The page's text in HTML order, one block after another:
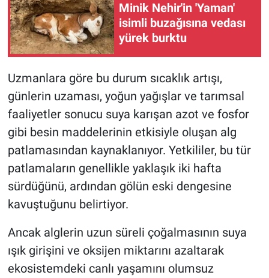
Minik Nehir'in 'Yaman'
isimli buzağısına vedası
yürek burktu
Uzmanlara göre bu durum sıcaklık artışı,
günlerin uzaması, yoğun yağışlar ve tarımsal
faaliyetler sonucu suya karışan azot ve fosfor
gibi besin maddelerinin etkisiyle oluşan alg
patlamasından kaynaklanıyor. Yetkililer, bu tür
patlamaların genellikle yaklaşık iki hafta
sürdüğünü, ardından gölün eski dengesine
kavuştuğunu belirtiyor.
Ancak alglerin uzun süreli çoğalmasının suya
ışık girişini ve oksijen miktarını azaltarak
ekosistemdeki canlı yaşamını olumsuz